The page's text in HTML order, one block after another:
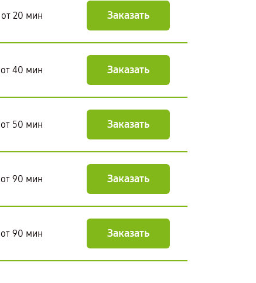
от 20 мин Заказать
от 40 мин Заказать
от 50 мин Заказать
от 90 мин Заказать
от 90 мин Заказать